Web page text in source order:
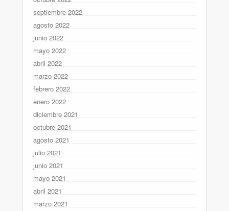
septiembre 2022
agosto 2022
junio 2022
mayo 2022
abril 2022
marzo 2022
febrero 2022
enero 2022
diciembre 2021
octubre 2021
agosto 2021
julio 2021
junio 2021
mayo 2021
abril 2021
marzo 2021